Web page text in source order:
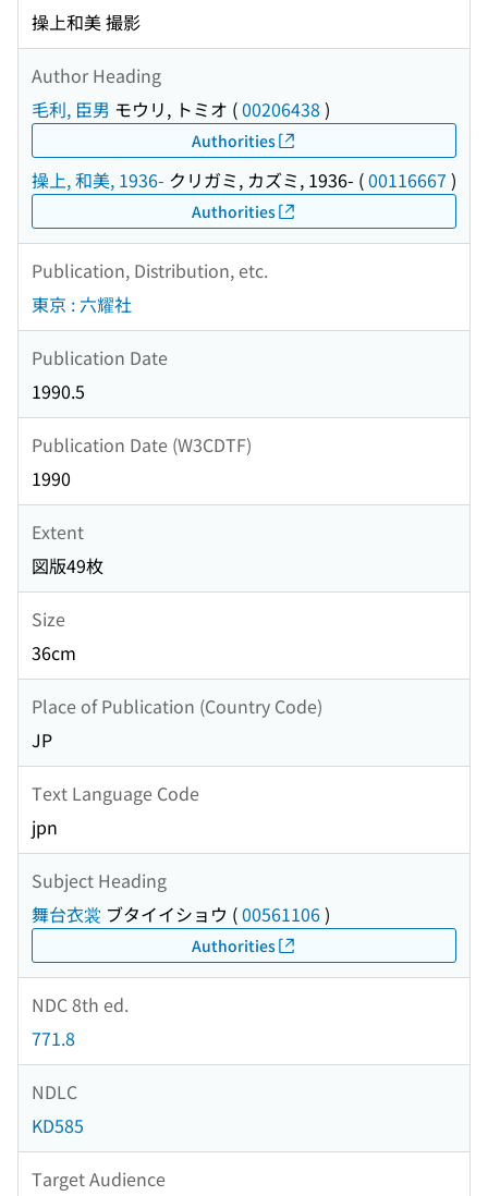
操上和美 撮影
Author Heading
毛利, 臣男 モウリ, トミオ (00206438 )
Authorities
操上, 和美, 1936- クリガミ, カズミ, 1936- (00116667 )
Authorities
Publication, Distribution, etc.
東京 : 六耀社
Publication Date
1990.5
Publication Date (W3CDTF)
1990
Extent
図版49枚
Size
36cm
Place of Publication (Country Code)
JP
Text Language Code
jpn
Subject Heading
舞台衣裳 ブタイイショウ (00561106)
Authorities
NDC 8th ed.
771.8
NDLC
KD585
Target Audience